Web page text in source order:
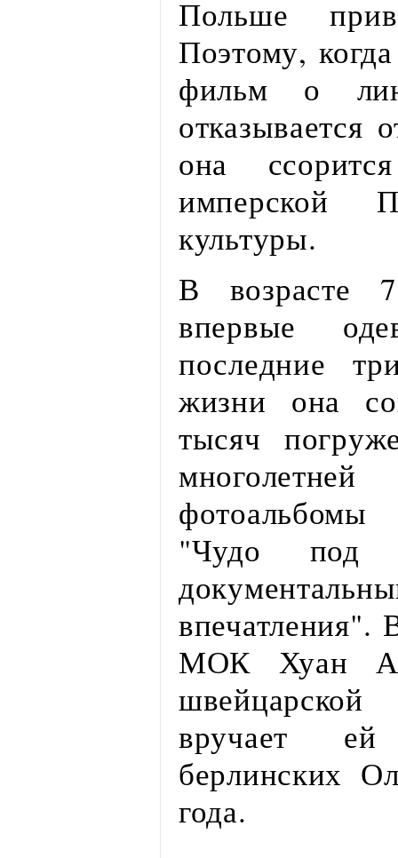
Польше
Поэтому,
фильм о
отказывается
она
имперской
культуры.
В возрасте
впервые
последние
жизни она
тысяч
"Чудо под
впечатления".
МОК Хуан
швейцарской
вручает
берлинских
года.